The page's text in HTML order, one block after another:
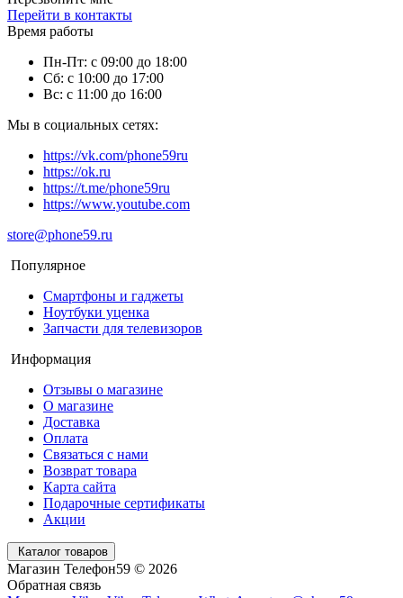
Перейти в контакты
Время работы
Пн-Пт: с 09:00 до 18:00
Сб: с 10:00 до 17:00
Вс: с 11:00 до 16:00
Мы в социальных сетях:
https://vk.com/phone59ru
https://ok.ru
https://t.me/phone59ru
https://www.youtube.com
store@phone59.ru
Популярное
Смартфоны и гаджеты
Ноутбуки уценка
Запчасти для телевизоров
Информация
Отзывы о магазине
О магазине
Доставка
Оплата
Связаться с нами
Возврат товара
Карта сайта
Подарочные сертификаты
Акции
Каталог товаров
Магазин Телефон59 © 2026
Обратная связь